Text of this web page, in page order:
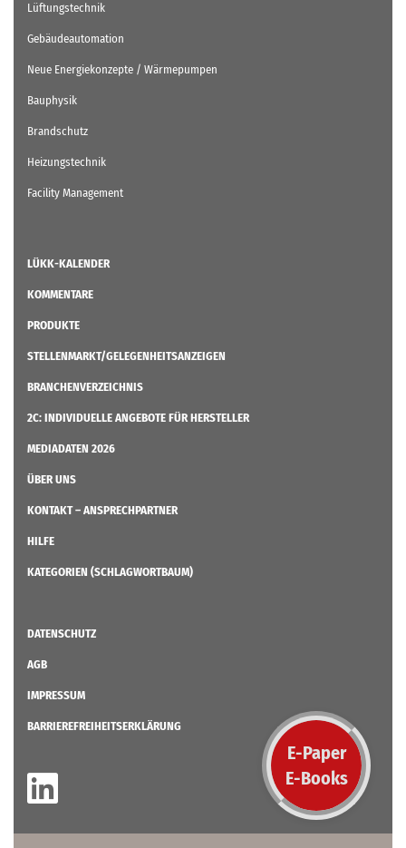
Lüftungstechnik
Gebäudeautomation
Neue Energiekonzepte / Wärmepumpen
Bauphysik
Brandschutz
Heizungstechnik
Facility Management
LÜKK-KALENDER
KOMMENTARE
PRODUKTE
STELLENMARKT/GELEGENHEITSANZEIGEN
BRANCHENVERZEICHNIS
2C: INDIVIDUELLE ANGEBOTE FÜR HERSTELLER
MEDIADATEN 2026
ÜBER UNS
KONTAKT – ANSPRECHPARTNER
HILFE
KATEGORIEN (SCHLAGWORTBAUM)
DATENSCHUTZ
AGB
IMPRESSUM
BARRIEREFREIHEITSERKLÄRUNG
E-Paper
E-Books